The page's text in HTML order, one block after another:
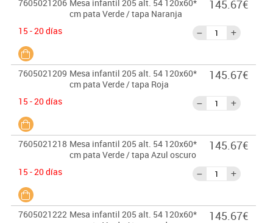
7605021206 Mesa infantil 205 alt. 54 120x60*
cm pata Verde / tapa Naranja
15 - 20 días
145.67€
7605021209 Mesa infantil 205 alt. 54 120x60*
cm pata Verde / tapa Roja
15 - 20 días
145.67€
7605021218 Mesa infantil 205 alt. 54 120x60*
cm pata Verde / tapa Azul oscuro
15 - 20 días
145.67€
7605021222 Mesa infantil 205 alt. 54 120x60*
145.67€